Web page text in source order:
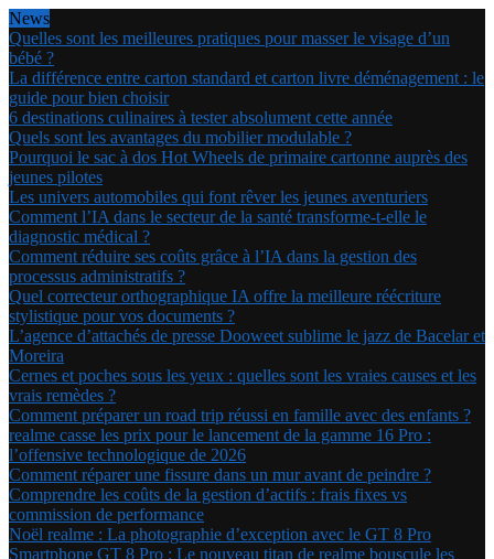
News
Quelles sont les meilleures pratiques pour masser le visage d’un
bébé ?
La différence entre carton standard et carton livre déménagement : le
guide pour bien choisir
6 destinations culinaires à tester absolument cette année
Quels sont les avantages du mobilier modulable ?
Pourquoi le sac à dos Hot Wheels de primaire cartonne auprès des
jeunes pilotes
Les univers automobiles qui font rêver les jeunes aventuriers
Comment l’IA dans le secteur de la santé transforme-t-elle le
diagnostic médical ?
Comment réduire ses coûts grâce à l’IA dans la gestion des
processus administratifs ?
Quel correcteur orthographique IA offre la meilleure réécriture
stylistique pour vos documents ?
L’agence d’attachés de presse Dooweet sublime le jazz de Bacelar et
Moreira
Cernes et poches sous les yeux : quelles sont les vraies causes et les
vrais remèdes ?
Comment préparer un road trip réussi en famille avec des enfants ?
realme casse les prix pour le lancement de la gamme 16 Pro :
l’offensive technologique de 2026
Comment réparer une fissure dans un mur avant de peindre ?
Comprendre les coûts de la gestion d’actifs : frais fixes vs
commission de performance
Noël realme : La photographie d’exception avec le GT 8 Pro
Smartphone GT 8 Pro : Le nouveau titan de realme bouscule les